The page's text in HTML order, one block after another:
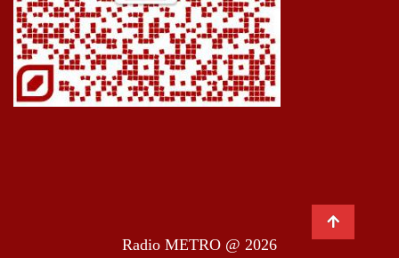
Radio METRO @ 2026